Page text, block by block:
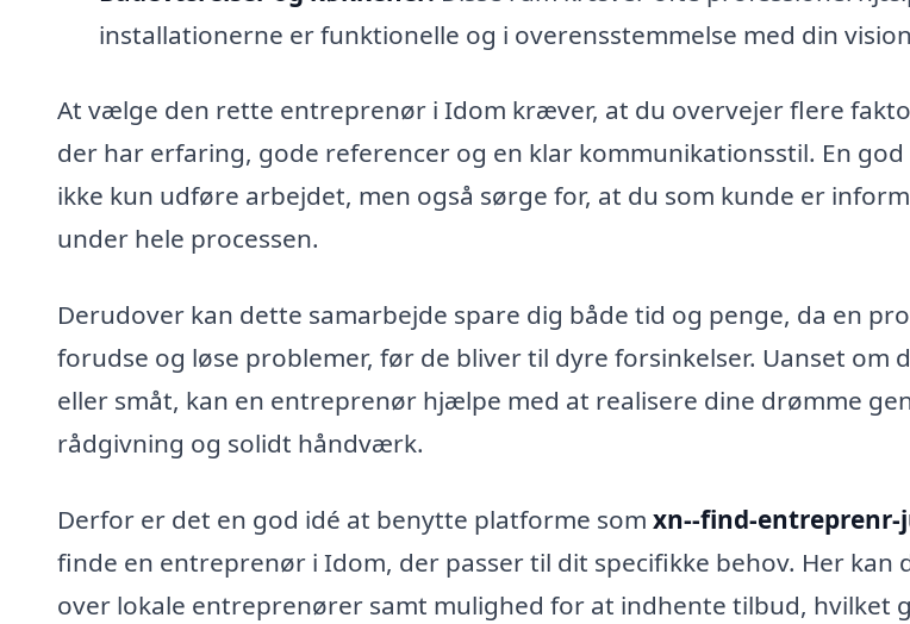
installationerne er funktionelle og i overensstemmelse med din
At vælge den rette entreprenør i Idom kræver, at du overvejer flere
der har erfaring, gode referencer og en klar kommunikationsstil. En
ikke kun udføre arbejdet, men også sørge for, at du som kunde er
under hele processen.
Derudover kan dette samarbejde spare dig både tid og penge, da en
forudse og løse problemer, før de bliver til dyre forsinkelser. Uanset om
eller småt, kan en entreprenør hjælpe med at realisere dine drømme
rådgivning og solidt håndværk.
Derfor er det en god idé at benytte platforme som xn--find-entreprenr-
finde en entreprenør i Idom, der passer til dit specifikke behov. Her kan
over lokale entreprenører samt mulighed for at indhente tilbud, hvilket